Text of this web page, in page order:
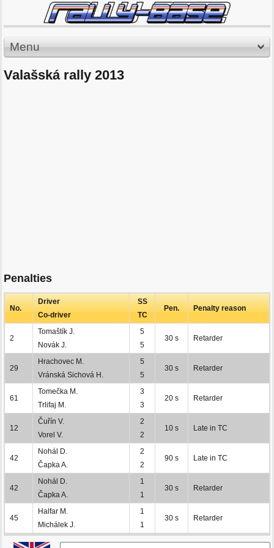
Menu
Valašská rally 2013
Penalties
No.
Driver
Co-driver
SS
TC
Pen. Penalty reason
2
Tomaštík J.
Novák J.
5
5
30 s Retarder
29
Hrachovec M.
Vránská Sichová H.
5
5
30 s Retarder
61
Tomečka M.
Trlifaj M.
3
3
20 s Retarder
12
Čuřín V.
Vorel V.
2
2
10 s Late in TC
42
Nohál D.
Čapka A.
2
2
90 s Late in TC
42
Nohál D.
Čapka A.
1
1
30 s Retarder
45
Halfar M.
Michálek J.
1
1
30 s Retarder